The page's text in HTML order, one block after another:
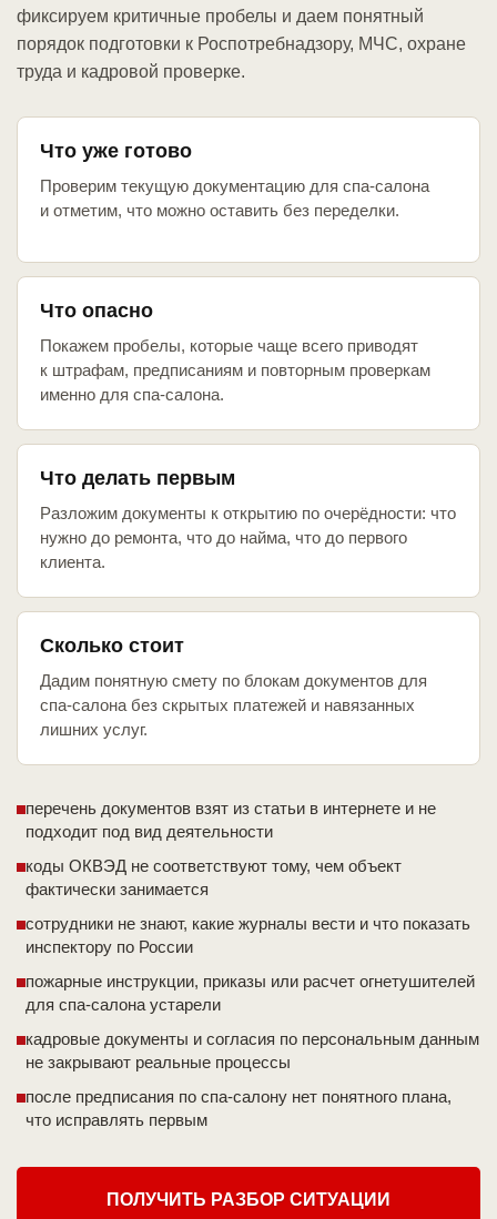
фиксируем критичные пробелы и даем понятный
порядок подготовки к Роспотребнадзору, МЧС, охране
труда и кадровой проверке.
Что уже готово
Проверим текущую документацию для спа-салона
и отметим, что можно оставить без переделки.
Что опасно
Покажем пробелы, которые чаще всего приводят
к штрафам, предписаниям и повторным проверкам
именно для спа-салона.
Что делать первым
Разложим документы к открытию по очерёдности: что
нужно до ремонта, что до найма, что до первого
клиента.
Сколько стоит
Дадим понятную смету по блокам документов для
спа-салона без скрытых платежей и навязанных
лишних услуг.
перечень документов взят из статьи в интернете и не
подходит под вид деятельности
коды ОКВЭД не соответствуют тому, чем объект
фактически занимается
сотрудники не знают, какие журналы вести и что показать
инспектору по России
пожарные инструкции, приказы или расчет огнетушителей
для спа-салона устарели
кадровые документы и согласия по персональным данным
не закрывают реальные процессы
после предписания по спа-салону нет понятного плана,
что исправлять первым
ПОЛУЧИТЬ РАЗБОР СИТУАЦИИ